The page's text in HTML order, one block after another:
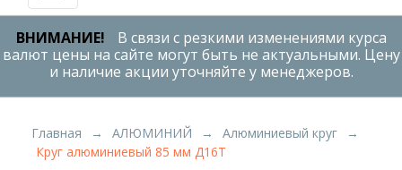
ВНИМАНИЕ!
В связи с резкими изменениями курса
валют цены на сайте могут быть не актуальными. Цену
и наличие акции уточняйте у менеджеров.
Главная АЛЮМИНИЙ
Алюминиевый круг
Круг алюминиевый 85 мм Д16Т